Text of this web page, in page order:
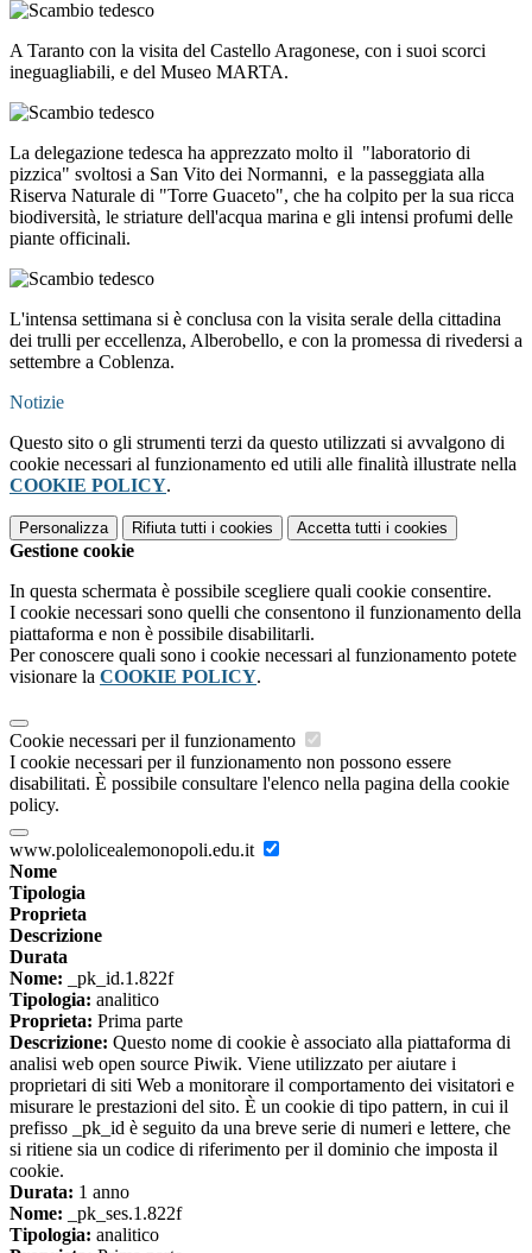
A Taranto con la visita del Castello Aragonese, con i suoi scorci
ineguagliabili, e del Museo MARTA.
La delegazione tedesca ha apprezzato molto il "laboratorio di
pizzica" svoltosi a San Vito dei Normanni, e la passeggiata alla
Riserva Naturale di "Torre Guaceto", che ha colpito per la sua ricca
biodiversità, le striature dell'acqua marina e gli intensi profumi delle
piante officinali.
L'intensa settimana si è conclusa con la visita serale della cittadina
dei trulli per eccellenza, Alberobello, e con la promessa di rivedersi a
settembre a Coblenza.
Notizie
Questo sito o gli strumenti terzi da questo utilizzati si avvalgono di
cookie necessari al funzionamento ed utili alle finalità illustrate nella
COOKIE POLICY.
Personalizza Rifiuta tutti i cookies Accetta tutti i cookies
Gestione cookie
In questa schermata è possibile scegliere quali cookie consentire.
I cookie necessari sono quelli che consentono il funzionamento della
piattaforma e non è possibile disabilitarli.
Per conoscere quali sono i cookie necessari al funzionamento potete
visionare la COOKIE POLICY.
Cookie necessari per il funzionamento
I cookie necessari per il funzionamento non possono essere
disabilitati. È possibile consultare l'elenco nella pagina della cookie
policy.
www.pololicealemonopoli.edu.it
Nome
Tipologia
Proprieta
Descrizione
Durata
Nome: _pk_id.1.822f
Tipologia: analitico
Proprieta: Prima parte
Descrizione: Questo nome di cookie è associato alla piattaforma di
analisi web open source Piwik. Viene utilizzato per aiutare i
proprietari di siti Web a monitorare il comportamento dei visitatori e
misurare le prestazioni del sito. È un cookie di tipo pattern, in cui il
prefisso _pk_id è seguito da una breve serie di numeri e lettere, che
si ritiene sia un codice di riferimento per il dominio che imposta il
cookie.
Durata: 1 anno
Nome: _pk_ses.1.822f
Tipologia: analitico